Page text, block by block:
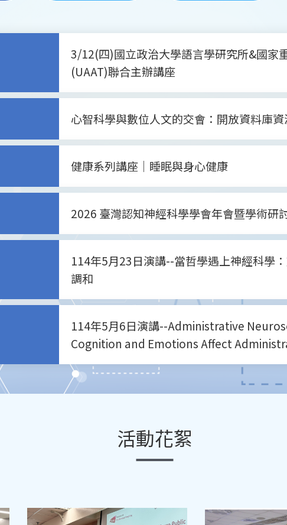
3/12(四)國立政治大學語言學研究所&國家
(UAAT)聯合主辦講座
心智科學與數位人文的交會：開放資料庫
健康系列講座｜睡眠與身心健康
2026 臺灣認知神經科學學會年會暨學術研
114年5月23日演講--當哲學遇上神經科學
調和
114年5月6日演講--Administrative
Cognition and Emotions Affect
活動花絮